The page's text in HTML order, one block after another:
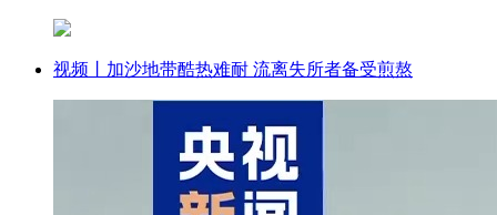
视频丨加沙地带酷热难耐 流离失所者备受煎熬